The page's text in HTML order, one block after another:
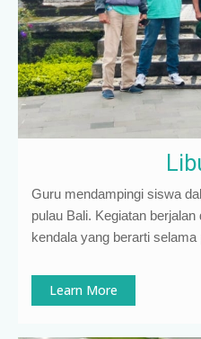
Guru mendampingi siswa
pulau Bali. Kegiatan
kendala yang berarti selama
Learn More